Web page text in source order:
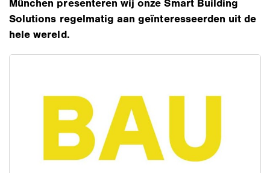
München presenteren wij onze Smart Building
Solutions regelmatig aan geïnteresseerden uit de
hele wereld.